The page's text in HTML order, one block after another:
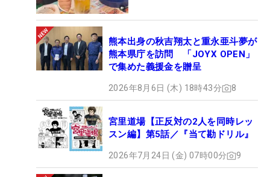
熊本出身の秋吉翔太と重永亜斗夢が
熊本県庁を訪問 「JOYX OPEN」
で集めた義援金を贈呈
2026年8月6日 (木) 18時43分 8
宮里道場【正反対の2人を同時レッ
スン編】第5話／『当て勘ドリル』
2026年7月24日 (金) 07時00分 9